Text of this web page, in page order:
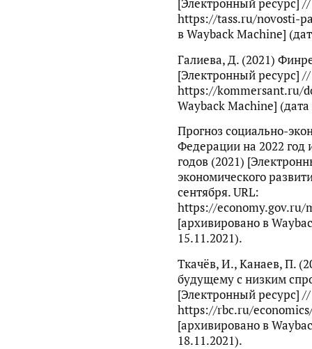
[Электронный ресурс]
https://tass.ru/novosti-
в Wayback Machine]
Галиева, Д. (2021)
[Электронный ресурс]
https://kommersant.ru/
Wayback Machine]
Прогноз социально-
Федерации на 2022 год
годов (2021)
экономического
сентября. URL:
https://economy.gov.ru/
[архивировано в
15.11.2021).
Ткачёв, И., Канаев, П.
будущему с низким
[Электронный ресурс]
https://rbc.ru/economics/
[архивировано в
18.11.2021).